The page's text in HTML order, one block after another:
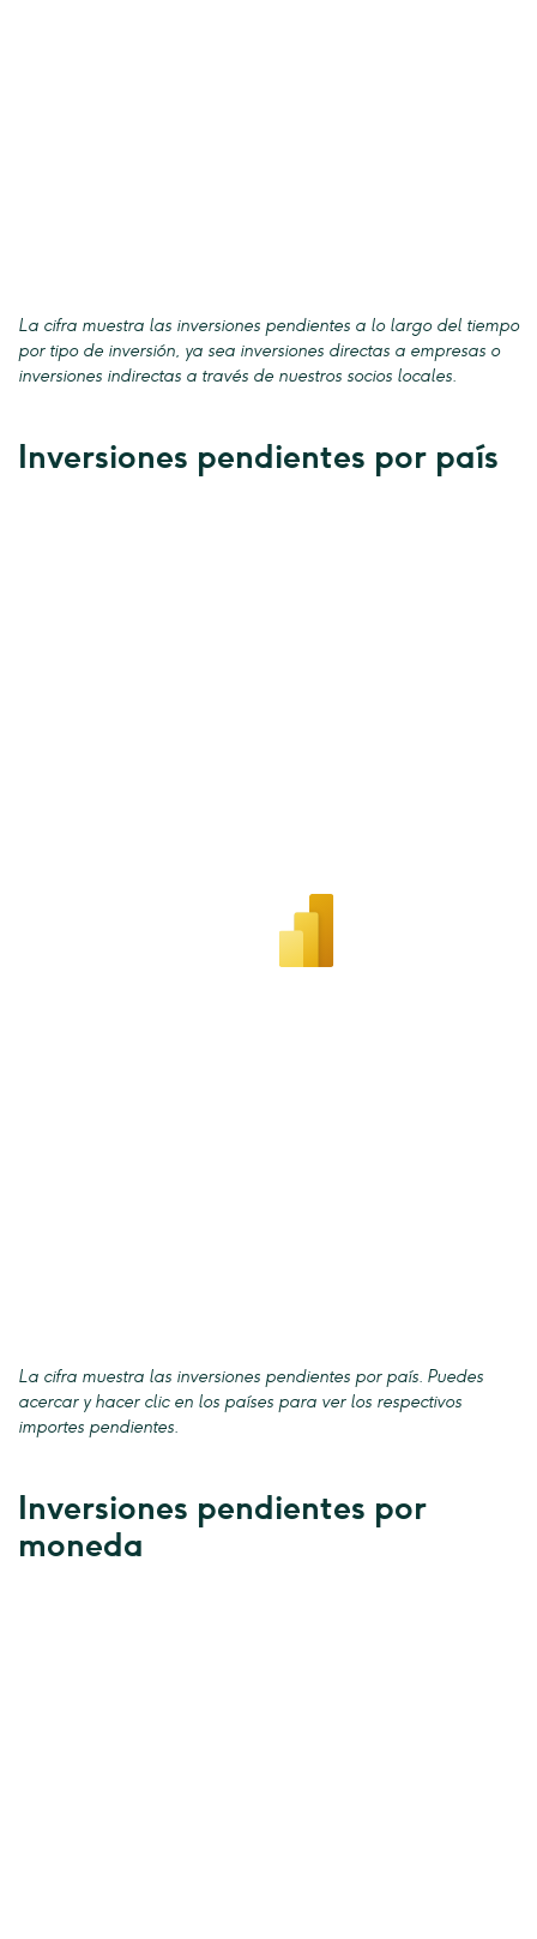
La cifra muestra las inversiones pendientes a lo largo del tiempo
por tipo de inversión, ya sea inversiones directas a empresas o
inversiones indirectas a través de nuestros socios locales.
Inversiones pendientes por país
La cifra muestra las inversiones pendientes por país. Puedes
acercar y hacer clic en los países para ver los respectivos
importes pendientes.
Inversiones pendientes por
moneda